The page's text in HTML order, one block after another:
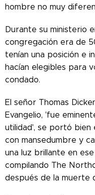
hombre no muy
Durante su ministerio
congregación era de
tenían una posición e
hacían elegibles para
condado.
El señor Thomas
Evangelio, 'fue
utilidad', se portó bien
con mansedumbre y
una luz brillante en
compilando The
después de la muerte